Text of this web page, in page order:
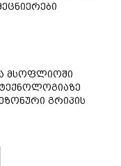
მსოფლიოში
გრიპის